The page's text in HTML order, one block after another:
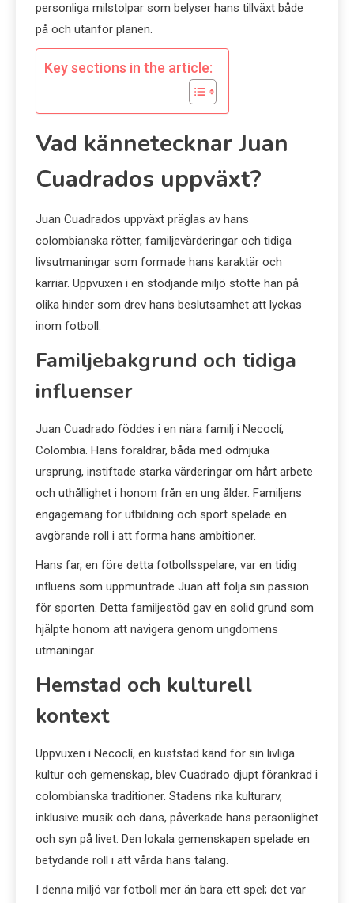
personliga milstolpar som belyser hans tillväxt både
på och utanför planen.
Key sections in the article:
Vad kännetecknar Juan
Cuadrados uppväxt?
Juan Cuadrados uppväxt präglas av hans
colombianska rötter, familjevärderingar och tidiga
livsutmaningar som formade hans karaktär och
karriär. Uppvuxen i en stödjande miljö stötte han på
olika hinder som drev hans beslutsamhet att lyckas
inom fotboll.
Familjebakgrund och tidiga
influenser
Juan Cuadrado föddes i en nära familj i Necoclí,
Colombia. Hans föräldrar, båda med ödmjuka
ursprung, instiftade starka värderingar om hårt arbete
och uthållighet i honom från en ung ålder. Familjens
engagemang för utbildning och sport spelade en
avgörande roll i att forma hans ambitioner.
Hans far, en före detta fotbollsspelare, var en tidig
influens som uppmuntrade Juan att följa sin passion
för sporten. Detta familjestöd gav en solid grund som
hjälpte honom att navigera genom ungdomens
utmaningar.
Hemstad och kulturell
kontext
Uppvuxen i Necoclí, en kuststad känd för sin livliga
kultur och gemenskap, blev Cuadrado djupt förankrad i
colombianska traditioner. Stadens rika kulturarv,
inklusive musik och dans, påverkade hans personlighet
och syn på livet. Den lokala gemenskapen spelade en
betydande roll i att vårda hans talang.
I denna miljö var fotboll mer än bara ett spel; det var